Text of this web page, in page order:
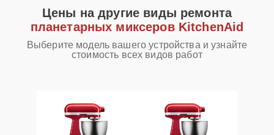
Цены на другие виды ремонта
планетарных миксеров KitchenAid
Выберите модель вашего устройства и узнайте
стоимость всех видов работ